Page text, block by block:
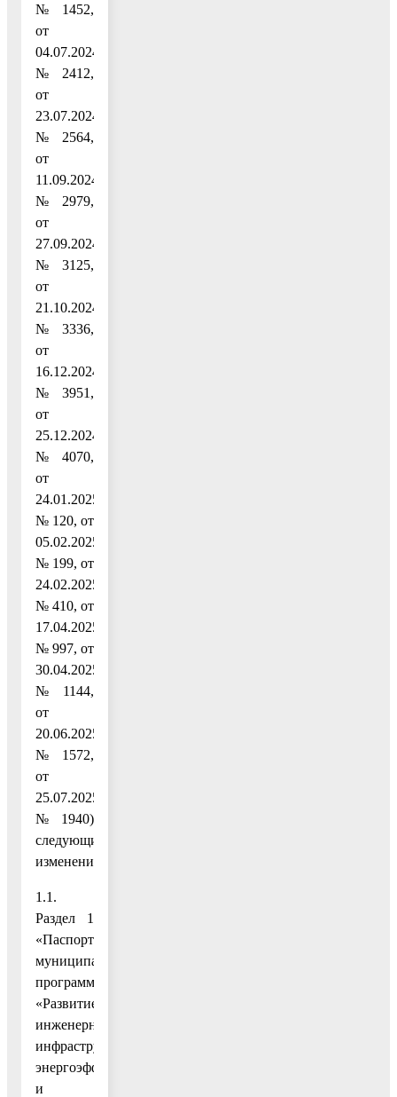
№ 1452,
от
04.07.2024
№ 2412,
от
23.07.2024
№ 2564,
от
11.09.2024
№ 2979,
от
27.09.2024
№ 3125,
от
21.10.2024
№ 3336,
от
16.12.2024
№ 3951,
от
25.12.2024
№ 4070,
от
24.01.2025
№ 120, от
05.02.2025
№ 199, от
24.02.2025
№ 410, от
17.04.2025
№ 997, от
30.04.2025
№ 1144,
от
20.06.2025
№ 1572,
от
25.07.2025
№ 1940)
следующие
изменения:
1.1.
Раздел 1
«Паспорт
муниципальной
программы
«Развитие
инженерной
инфраструктуры,
энергоэффективности
и